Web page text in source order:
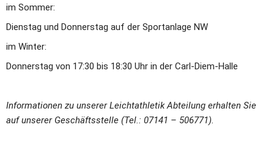
im Sommer:
Dienstag und Donnerstag auf der Sportanlage NW
im Winter:
Donnerstag von 17:30 bis 18:30 Uhr in der Carl-Diem-Halle
Informationen zu unserer Leichtathletik Abteilung erhalten Sie
auf unserer Geschäftsstelle (Tel.: 07141 – 506771).